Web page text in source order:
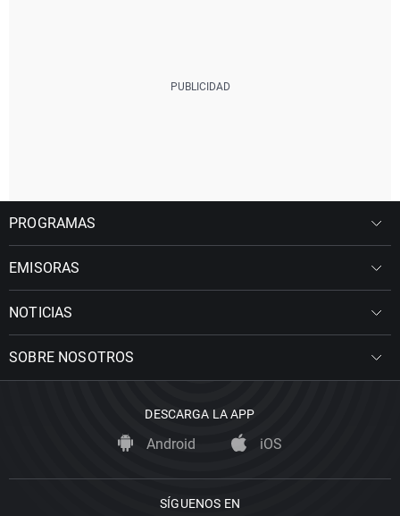
PROGRAMAS
EMISORAS
NOTICIAS
SOBRE NOSOTROS
DESCARGA LA APP
Android iOS
SÍGUENOS EN